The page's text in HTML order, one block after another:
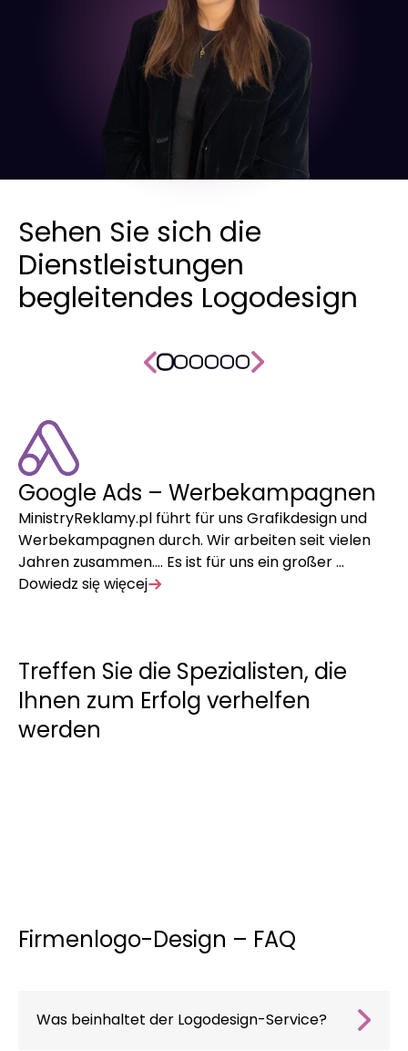
Sehen Sie sich die
Dienstleistungen
begleitendes Logodesign
Google Ads – Werbekampagnen
MinistryReklamy.pl führt für uns Grafikdesign und
Werbekampagnen durch. Wir arbeiten seit vielen
Jahren zusammen…. Es ist für uns ein großer …
Dowiedz się więcej
Treffen Sie die Spezialisten, die
Ihnen zum Erfolg verhelfen
werden
Firmenlogo-Design – FAQ
Was beinhaltet der Logodesign-Service?